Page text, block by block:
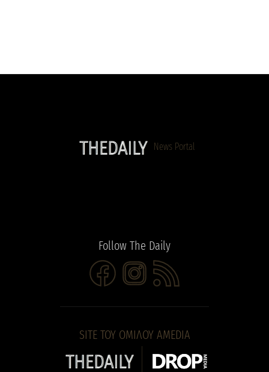
News Portal
Follow The Daily
https://www.facebook.com/people/The-Daily/
Instagram
Τροφοδοσία RSS
SITE ΤΟΥ ΟΜΙΛΟΥ AMEDIA